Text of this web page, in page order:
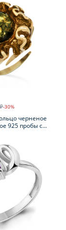
-30%
черненое
925 пробы с